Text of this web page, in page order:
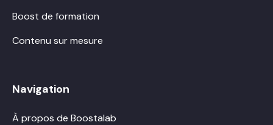
Boost de formation
Contenu sur mesure
Navigation
À propos de Boostalab